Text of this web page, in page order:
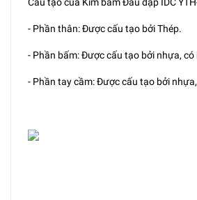
- Phần thân: Được cấu tạo bởi Thép.
- Phần bấm: Được cấu tạo bởi nhựa, có
- Phần tay cầm: Được cấu tạo bởi